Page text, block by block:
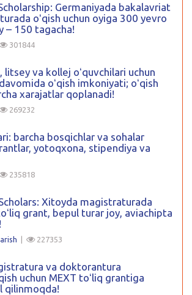
Germaniyada bakalavriat
oʻqish uchun oyiga 300 yevro
– 150 tagacha!
301844
litsey va kollej oʻquvchilari uchun
oʻqish imkoniyati; oʻqish
xarajatlar qoplanadi!
269232
barcha bosqichlar va sohalar
yotoqxona, stipendiya va
235818
Xitoyda magistraturada
grant, bepul turar joy, aviachipta
| 227353
va doktorantura
uchun MEXT toʻliq grantiga
qilinmoqda!